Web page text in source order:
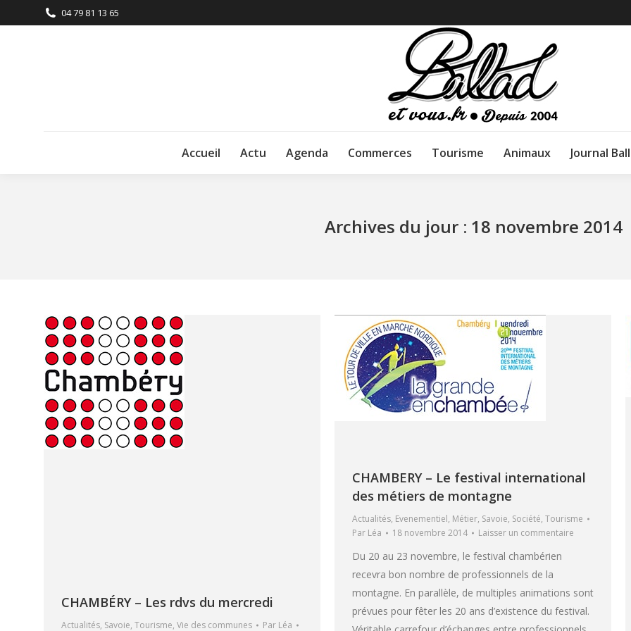
04 79 81 13 65
Accueil Actu Agenda Commerces Tourisme Animaux Journal
Archives du jour : 18 novembre 2014
CHAMBÉRY – Les rdvs du mercredi
Actualités, Savoie, Tourisme, Vie des communes Par Léa
CHAMBERY – Le festival international
des métiers de montagne
Actualités, Evenementiel, Métier, Savoie, Société, Tourisme
Par Léa 18 novembre 2014 Laisser un commentaire
Du 20 au 23 novembre, le festival chambérien
recevra bon nombre de professionnels de la
montagne. En parallèle, de multiples animations sont
prévues pour fêter les 20 ans d’existence du festival.